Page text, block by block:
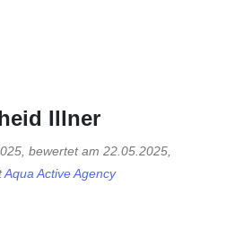
Illner
bewertet am 22.05.2025,
Aqua Active Agency